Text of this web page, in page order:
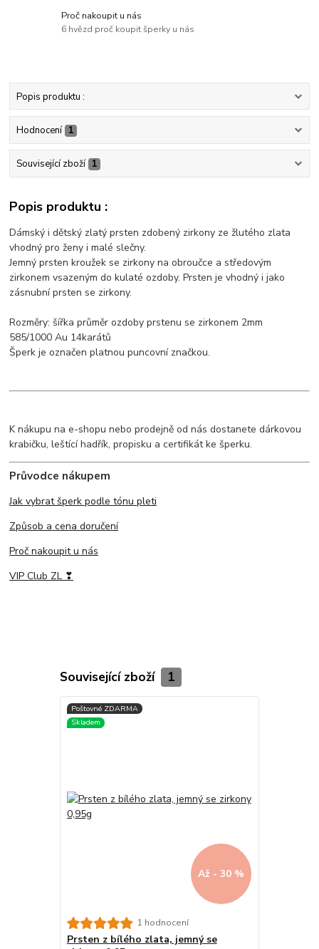
Proč nakoupit u nás
6 hvězd proč koupit šperky u nás
Popis produktu :
Hodnocení 1
Související zboží 1
Popis produktu :
Dámský i dětský zlatý prsten zdobený zirkony ze žlutého zlata
vhodný pro ženy i malé slečny.
Jemný prsten kroužek se zirkony na obroučce a středovým
zirkonem vsazeným do kulaté ozdoby. Prsten je vhodný i jako
zásnubní prsten se zirkony.
Rozměry: šířka průměr ozdoby prstenu se zirkonem 2mm
585/1000 Au 14karátů
Šperk je označen platnou puncovní značkou.
K nákupu na e-shopu nebo prodejně od nás dostanete dárkovou
krabičku, leštící hadřík, propisku a certifikát ke šperku.
Průvodce nákupem
Jak vybrat šperk podle tónu pleti
Způsob a cena doručení
Proč nakoupit u nás
VIP Club ZL ❣
Související zboží 1
Až - 30 %
1 hodnocení
Prsten z bílého zlata, jemný se